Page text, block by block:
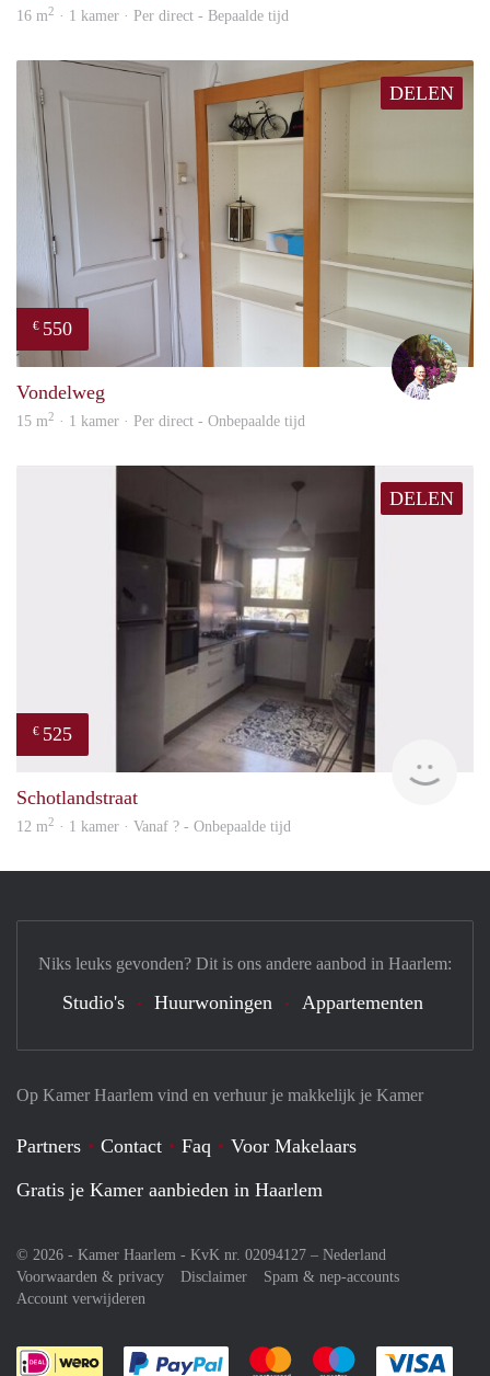
16 m2 · 1 kamer · Per direct - Bepaalde tijd
DELEN
€ 550
Vondelweg
15 m2 · 1 kamer · Per direct - Onbepaalde tijd
DELEN
€ 525
Schotlandstraat
12 m2 · 1 kamer · Vanaf ? - Onbepaalde tijd
Op Kamer Haarlem vind en verhuur je makkelijk je Kamer
Partners Contact Faq
Voor Makelaars
Gratis je Kamer aanbieden in Haarlem
© 2026 - Kamer Haarlem - KvK nr. 02094127 – Nederland
Voorwaarden & privacy
Disclaimer
Spam & nep-accounts
Account verwijderen
Je rekent gemakkelijk af met Paypal
Je rekent gemakkelijk af met
Je rekent
Niks leuks gevonden? Dit is ons andere aanbod in Haarlem:
Studio's Huurwoningen Appartementen